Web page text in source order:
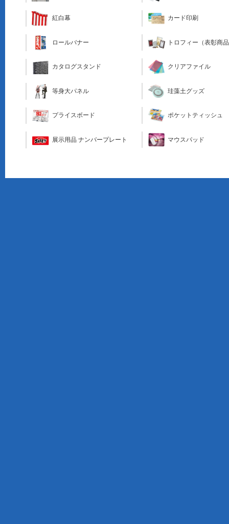
紅白幕
ロールバナー
カタログスタンド
等身大パネル
プライスボード
展示用品 ナンバープレート
カード印刷
トロフィー（表彰商
クリアファイル
珪藻土グッズ
ポケットティッシュ
マウスパッド